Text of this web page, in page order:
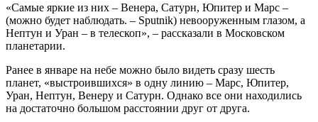
«Самые яркие из них – Венера, Сатурн, Юпитер и Марс –
(можно будет наблюдать. – Sputnik) невооруженным глазом, а
Нептун и Уран – в телескоп», – рассказали в Московском
планетарии.
Ранее в январе на небе можно было видеть сразу шесть
планет, «выстроившихся» в одну линию – Марс, Юпитер,
Уран, Нептун, Венеру и Сатурн. Однако все они находились
на достаточно большом расстоянии друг от друга.